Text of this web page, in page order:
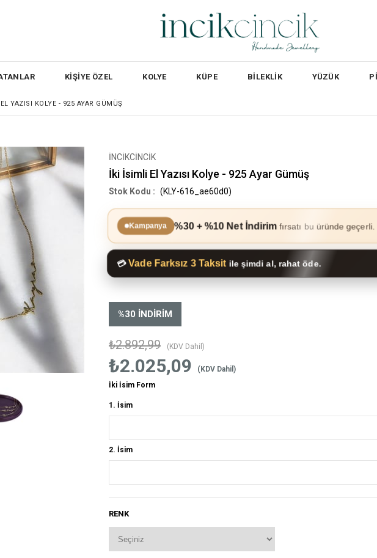
KİŞİYE ÖZEL KOLYE KÜPE BİLEKLİK YÜZÜK
YAZISI KOLYE - 925 AYAR GÜMÜŞ
İNCİKCİNCİK
İki İsimli El Yazısı Kolye - 925 Ayar Gümüş
(KLY-616_ae60d0)
Kampanya %30 + %10 Net İndirim fırsatı bu üründe geçerli.
💳Vade Farksız 3 Taksit ile şimdi al, rahat öde.
%30 İNDIRIM
₺2.892,99 (KDV Dahil)
₺2.025,09
(KDV Dahil)
İki İsim Form
1. İsim
2. İsim
RENK